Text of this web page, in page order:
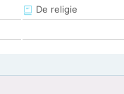
De religie